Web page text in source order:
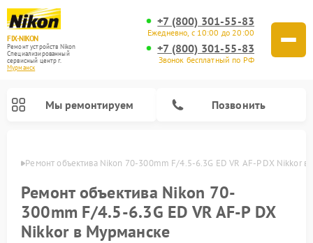
FIX-NIKON
Ремонт устройств Nikon
Специализированный
cервисный центр г.
Мурманск
+7 (800) 301-55-83
Ежедневно, с 10:00 до 20:00
+7 (800) 301-55-83
Звонок бесплатный по РФ
Мы ремонтируем Позвонить
Ремонт объектива Nikon 70-300mm F/4.5-6.3G ED VR AF-P DX Nikkor в
Ремонт объектива Nikon 70-
300mm F/4.5-6.3G ED VR AF-P DX
Nikkor в Мурманске